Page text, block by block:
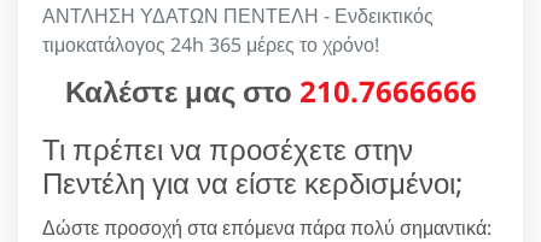
ΑΝΤΛΗΣΗ ΥΔΑΤΩΝ ΠΕΝΤΕΛΗ - Ενδεικτικός
τιμοκατάλογος 24h 365 μέρες το χρόνο!
Καλέστε μας στο 210.7666666
Τι πρέπει να προσέχετε στην
Πεντέλη για να είστε κερδισμένοι;
Δώστε προσοχή στα επόμενα πάρα πολύ σημαντικά: